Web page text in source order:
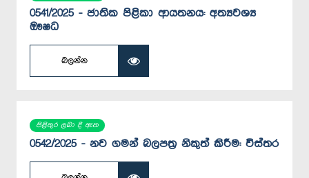
0541/2025 - ජාතික පිළිකා ආයතනය: අත්‍යවශ්‍ය
ඖෂධ
බලන්න
පිළිතුර ලබා දී ඇත
0542/2025 - නව ගමන් බලපත්‍ර නිකුත් කිරීම: විස්තර